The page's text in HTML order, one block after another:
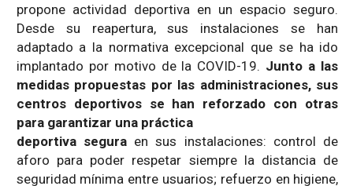
propone actividad deportiva en un espacio seguro.
Desde su reapertura, sus instalaciones se han
adaptado a la normativa excepcional que se ha ido
implantado por motivo de la COVID-19. Junto a las
medidas propuestas por las administraciones, sus
centros deportivos se han reforzado con otras
para garantizar una práctica
deportiva segura en sus instalaciones: control de
aforo para poder respetar siempre la distancia de
seguridad mínima entre usuarios; refuerzo en higiene,